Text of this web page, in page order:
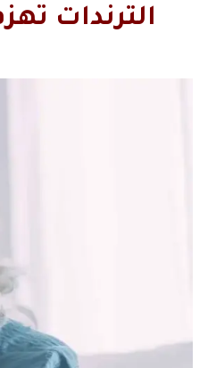
الترندات